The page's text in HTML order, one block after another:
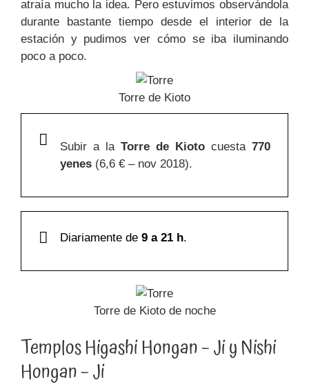
atraía mucho la idea. Pero estuvimos observándola
durante bastante tiempo desde el interior de la
estación y pudimos ver cómo se iba iluminando
poco a poco.
Torre de Kioto
Subir a la Torre de Kioto cuesta 770
yenes (6,6 € – nov 2018).
Diariamente de 9 a 21 h.
Torre de Kioto de noche
Templos Higashi Hongan – Ji y Nishi
Hongan – Ji